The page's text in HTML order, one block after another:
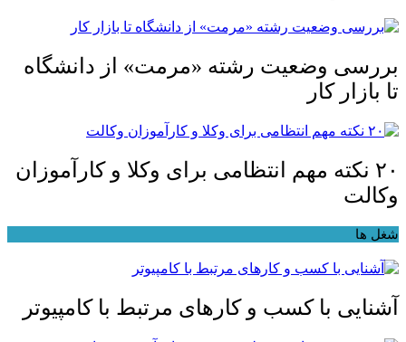
بررسی وضعیت رشته «مرمت» از دانشگاه
تا بازار کار
۲۰ نکته مهم انتظامی برای وکلا و کارآموزان
وکالت
شغل ها
آشنایی با کسب و کارهای مرتبط با کامپیوتر